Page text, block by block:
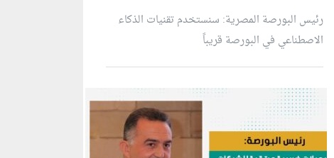
رئيس البورصة المصرية: سنستخدم تقنيات الذكاء
الاصطناعي في البورصة قريباً